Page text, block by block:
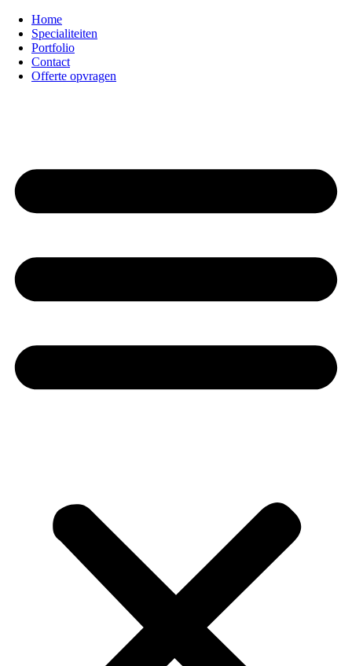
naar
inhoud
Home
Specialiteiten
Portfolio
Contact
Offerte opvragen